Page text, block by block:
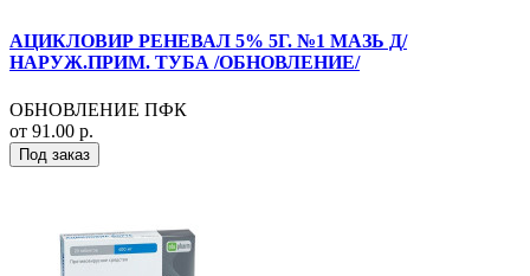
АЦИКЛОВИР РЕНЕВАЛ 5% 5Г. №1 МАЗЬ Д/
НАРУЖ.ПРИМ. ТУБА /ОБНОВЛЕНИЕ/
ОБНОВЛЕНИЕ ПФК
от 91.00 р.
Под заказ